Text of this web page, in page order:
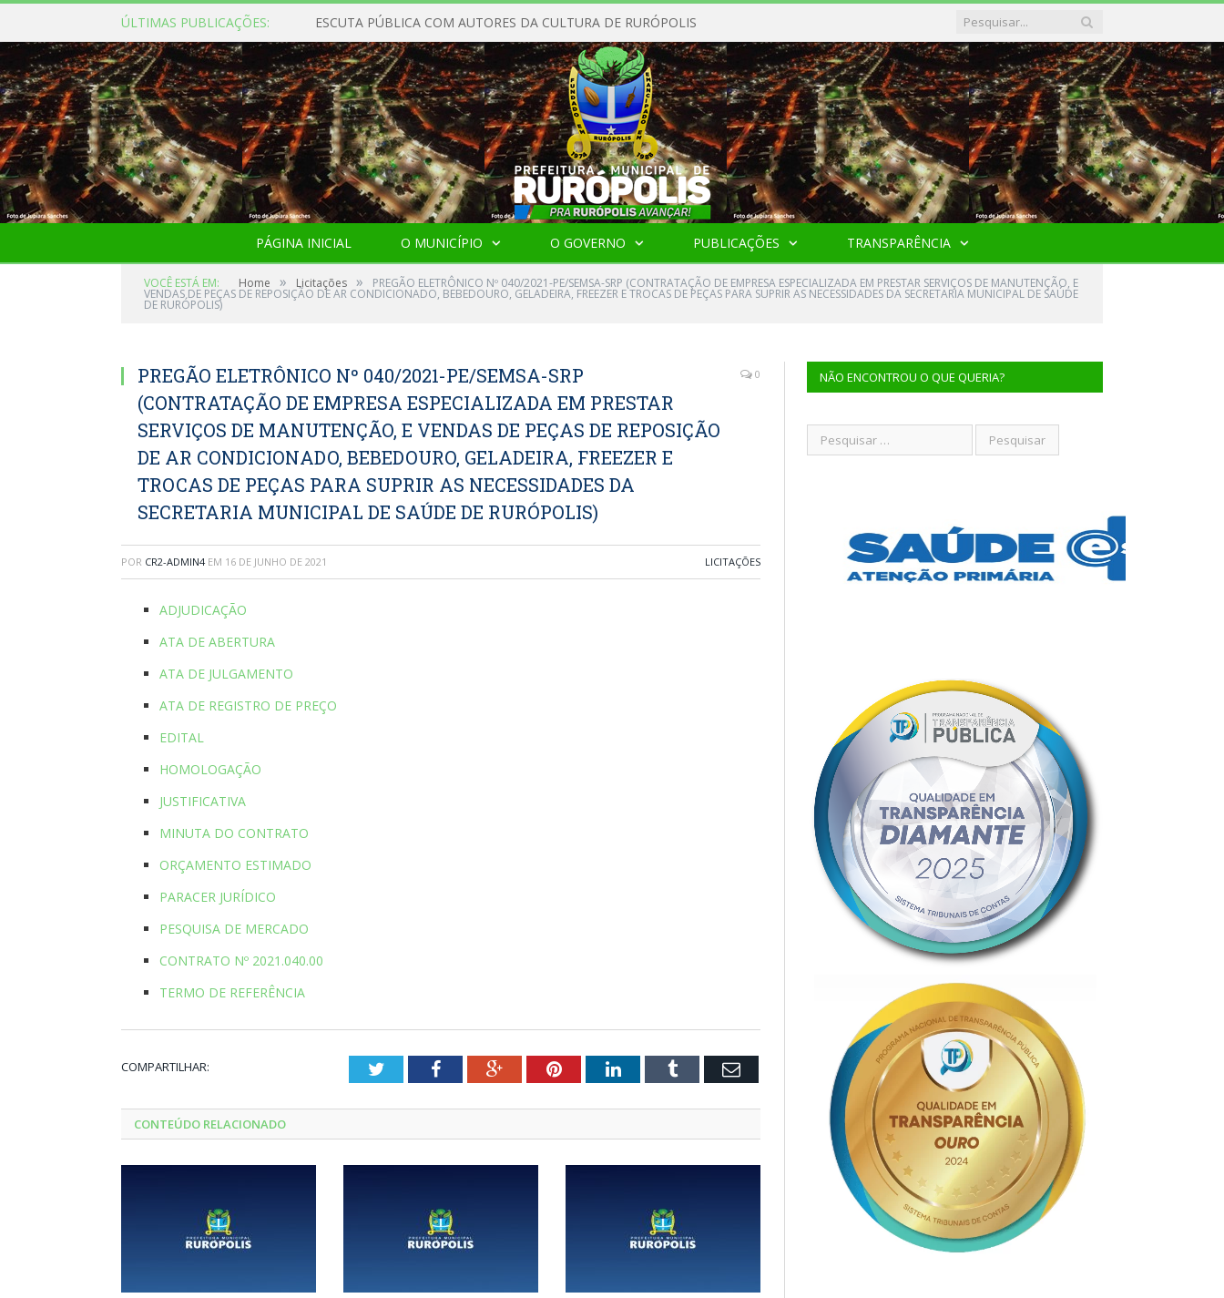
ÚLTIMAS PUBLICAÇÕES: ESCUTA PÚBLICA COM AUTORES DA CULTURA DE RURÓPOLIS
PÁGINA INICIAL O MUNICÍPIO O GOVERNO PUBLICAÇÕES TRANSPARÊNCIA
VOCÊ ESTÁ EM: Home » Licitações » PREGÃO ELETRÔNICO Nº 040/2021-PE/SEMSA-SRP (CONTRATAÇÃO DE EMPRESA ESPECIALIZADA EM PRESTAR SERVIÇOS DE MANUTENÇÃO, E
VENDAS DE PEÇAS DE REPOSIÇÃO DE AR CONDICIONADO, BEBEDOURO, GELADEIRA, FREEZER E TROCAS DE PEÇAS PARA SUPRIR AS NECESSIDADES DA SECRETARIA MUNICIPAL DE SAÚDE
DE RURÓPOLIS)
PREGÃO ELETRÔNICO Nº 040/2021-PE/SEMSA-SRP
(CONTRATAÇÃO DE EMPRESA ESPECIALIZADA EM PRESTAR
SERVIÇOS DE MANUTENÇÃO, E VENDAS DE PEÇAS DE REPOSIÇÃO
DE AR CONDICIONADO, BEBEDOURO, GELADEIRA, FREEZER E
TROCAS DE PEÇAS PARA SUPRIR AS NECESSIDADES DA
SECRETARIA MUNICIPAL DE SAÚDE DE RURÓPOLIS)
0
POR CR2-ADMIN4 EM 16 DE JUNHO DE 2021 LICITAÇÕES
ADJUDICAÇÃO
ATA DE ABERTURA
ATA DE JULGAMENTO
ATA DE REGISTRO DE PREÇO
EDITAL
HOMOLOGAÇÃO
JUSTIFICATIVA
MINUTA DO CONTRATO
ORÇAMENTO ESTIMADO
PARACER JURÍDICO
PESQUISA DE MERCADO
CONTRATO Nº 2021.040.00
TERMO DE REFERÊNCIA
COMPARTILHAR: TwitterFacebookGoogle+PinterestLinkedInTumblr Email
CONTEÚDO RELACIONADO
NÃO ENCONTROU O QUE QUERIA?